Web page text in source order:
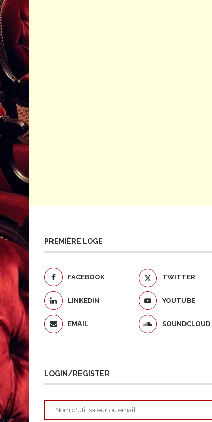
PREMIÈRE LOGE
FACEBOOK TWITTER
LINKEDIN YOUTUBE
EMAIL SOUNDCLOUD
LOGIN/REGISTER